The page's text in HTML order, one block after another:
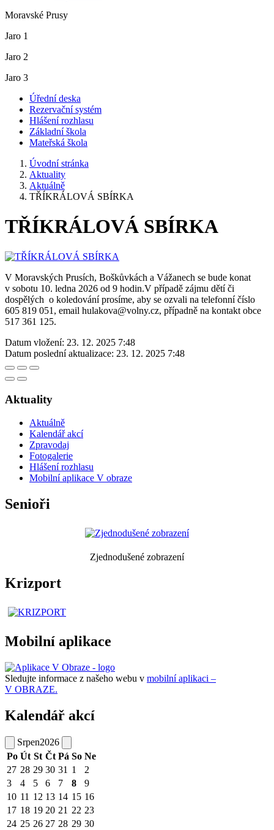
Moravské Prusy
Jaro 1
Jaro 2
Jaro 3
Úřední deska
Rezervační systém
Hlášení rozhlasu
Základní škola
Mateřská škola
Úvodní stránka
Aktuality
Aktuálně
TŘÍKRÁLOVÁ SBÍRKA
TŘÍKRÁLOVÁ SBÍRKA
V Moravských Prusích, Boškůvkách a Vážanech se bude konat
v sobotu 10. ledna 2026 od 9 hodin.V případě zájmu dětí či
dospělých o koledování prosíme, aby se ozvali na telefonní číslo
605 819 051, email hulakova@volny.cz, případně na kontakt obce
517 361 125.
Datum vložení: 23. 12. 2025 7:48
Datum poslední aktualizace: 23. 12. 2025 7:48
Aktuality
Aktuálně
Kalendář akcí
Zpravodaj
Fotogalerie
Hlášení rozhlasu
Mobilní aplikace V obraze
Senioři
Zjednodušené zobrazení
Krizport
Mobilní aplikace
Sledujte informace z našeho webu v mobilní aplikaci –
V OBRAZE.
Kalendář akcí
Srpen2026
Po Út St Čt Pá So Ne
27 28 29 30 31 1
2
3
4 5 6 7 8
9
10 11 12 13 14 15 16
17 18 19 20 21 22 23
24 25 26 27 28 29 30